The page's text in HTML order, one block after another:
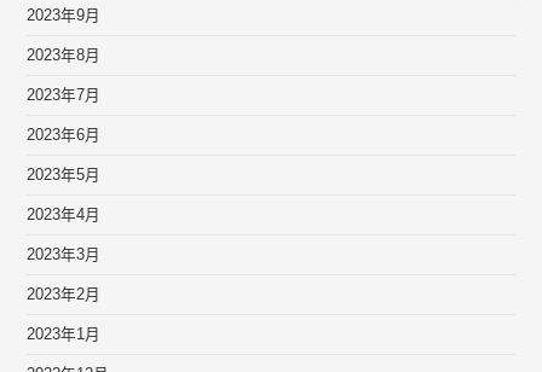
2023年9月
2023年8月
2023年7月
2023年6月
2023年5月
2023年4月
2023年3月
2023年2月
2023年1月